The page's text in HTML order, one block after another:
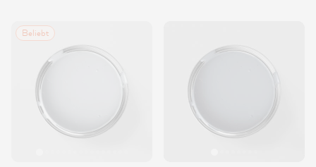
Beliebt